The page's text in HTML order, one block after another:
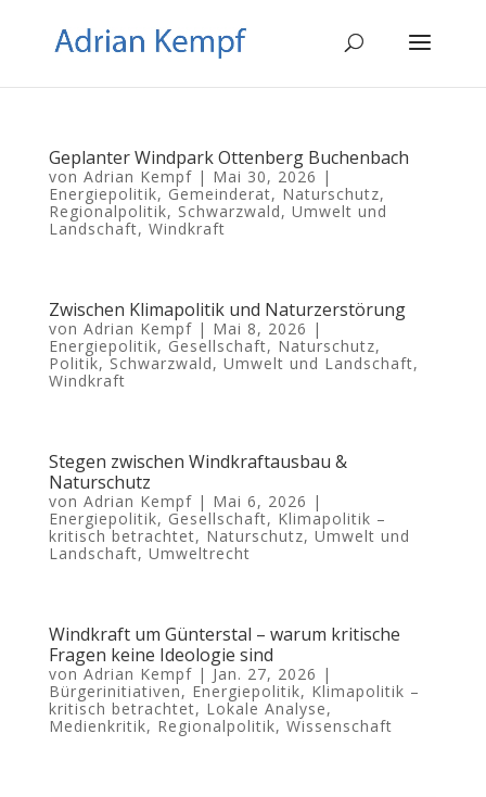
Geplanter Windpark Ottenberg Buchenbach
von Adrian Kempf| Mai 30, 2026 |
Energiepolitik, Gemeinderat, Naturschutz,
Regionalpolitik, Schwarzwald, Umwelt und
Landschaft, Windkraft
Zwischen Klimapolitik und Naturzerstörung
von Adrian Kempf| Mai 8, 2026 |
Energiepolitik, Gesellschaft, Naturschutz,
Politik,Schwarzwald, Umwelt und Landschaft,
Windkraft
Stegen zwischen Windkraftausbau &
Naturschutz
von Adrian Kempf| Mai 6, 2026 |
Energiepolitik, Gesellschaft, Klimapolitik –
kritisch betrachtet, Naturschutz, Umwelt und
Landschaft, Umweltrecht
Windkraft um Günterstal – warum kritische
Fragen keine Ideologie sind
von Adrian Kempf| Jan. 27, 2026 |
Bürgerinitiativen, Energiepolitik, Klimapolitik –
kritisch betrachtet, Lokale Analyse,
Medienkritik, Regionalpolitik, Wissenschaft